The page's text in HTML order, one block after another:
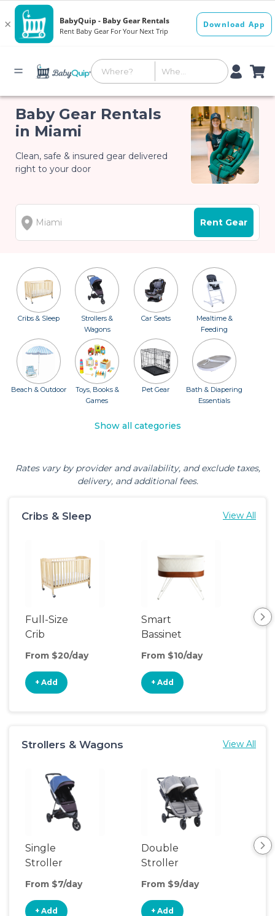
Baby Gear Rentals
in Miami
Clean, safe & insured gear delivered
right to your door
Rent Gear
Cribs & Sleep
Strollers &
Wagons
Car Seats
Mealtime &
Feeding
Beach & Outdoor
Toys, Books &
Games
Pet Gear
Bath & Diapering
Essentials
Show all categories
Rates vary by provider and availability, and exclude taxes,
delivery, and additional fees.
Cribs & Sleep View All
Full-Size
Crib
From $20/day
+ Add
Smart
Bassinet
From $10/day
+ Add
Strollers & Wagons View All
Single
Stroller
From $7/day
+ Add
Double
Stroller
From $9/day
+ Add